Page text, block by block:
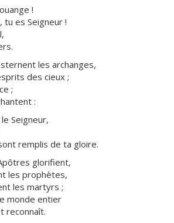
!
tu es Seigneur !
les archanges,
des cieux ;
;
:
Seigneur,
remplis de ta gloire.
glorifient,
les prophètes,
les martyrs ;
monde entier
reconnaît.